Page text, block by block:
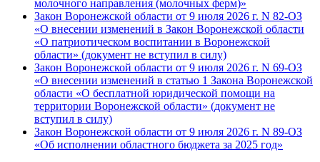
молочного направления (молочных ферм)»
Закон Воронежской области от 9 июля 2026 г. N 82-ОЗ
«О внесении изменений в Закон Воронежской области
«О патриотическом воспитании в Воронежской
области» (документ не вступил в силу)
Закон Воронежской области от 9 июля 2026 г. N 69-ОЗ
«О внесении изменений в статью 1 Закона Воронежской
области «О бесплатной юридической помощи на
территории Воронежской области» (документ не
вступил в силу)
Закон Воронежской области от 9 июля 2026 г. N 89-ОЗ
«Об исполнении областного бюджета за 2025 год»